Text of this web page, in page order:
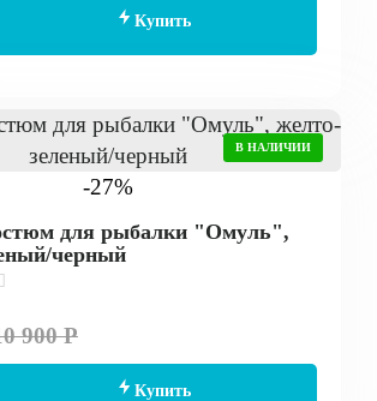
Купить
-27%
В НАЛИЧИИ
для рыбалки "Омуль",
черный
900 Р
Купить